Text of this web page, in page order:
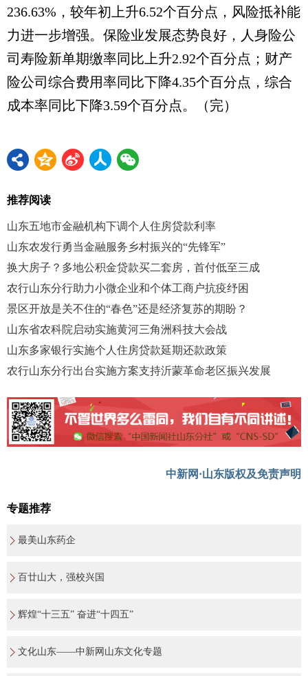
236.63%，较年初上升6.52个百分点，风险抵补能
力进一步增强。保险业发展态势良好，人身险公
司寿险新单期缴率同比上升2.92个百分点；财产
险公司综合费用率同比下降4.35个百分点，综合
成本率同比下降3.59个百分点。（完）
推荐阅读
山东五地市金融机构下调个人住房贷款利率
山东农发行勇当金融服务乡村振兴的“先锋军”
换大房子？多地公积金贷款买二套房，首付低至三成
农行山东分行助力小微企业和个体工商户抗疫纾困
景区开放是关不住的“春色”还是经济复苏的期盼？
山东省农科院启动实施黄河三角洲科技大会战
山东多家银行实施个人住房贷款延期还款政策
农行山东分行出台实施方案支持沂蒙革命老区振兴发展
中新网·山东版权及免责声明
专题推荐
最美山东药企
百廿山大，强校兴国
辉煌“十三五” 奋进“十四五”
文化山东——中新网山东文化专题